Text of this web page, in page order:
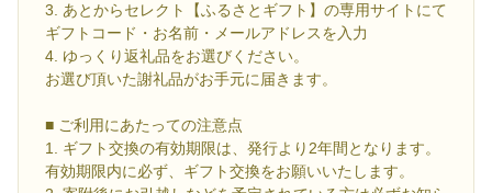
3. あとからセレクト【ふるさとギフト】の専用サイトにて
ギフトコード・お名前・メールアドレスを入力
4. ゆっくり返礼品をお選びください。
お選び頂いた謝礼品がお手元に届きます。
■ ご利用にあたっての注意点
1. ギフト交換の有効期限は、発行より2年間となります。
有効期限内に必ず、ギフト交換をお願いいたします。